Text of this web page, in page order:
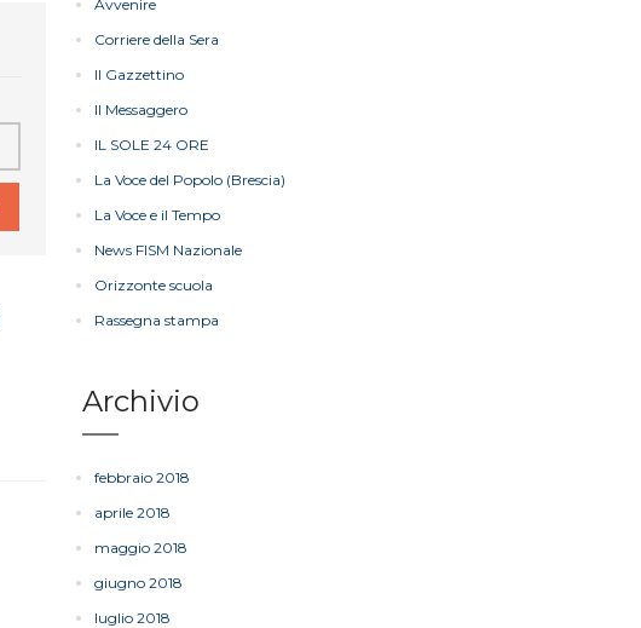
Avvenire
Corriere della Sera
Il Gazzettino
Il Messaggero
IL SOLE 24 ORE
La Voce del Popolo (Brescia)
La Voce e il Tempo
News FISM Nazionale
Orizzonte scuola
Rassegna stampa
Archivio
febbraio 2018
aprile 2018
maggio 2018
giugno 2018
luglio 2018